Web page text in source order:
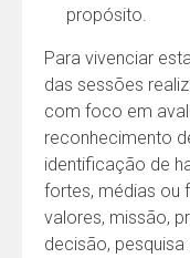
propósito.
Para vivenciar
das sessões
com foco em
reconhecimento
identificação de
fortes, médias ou
valores, missão,
decisão,